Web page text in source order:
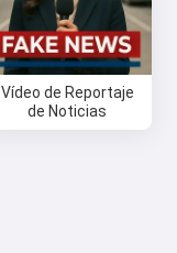
Vídeo de Reportaje
de Noticias